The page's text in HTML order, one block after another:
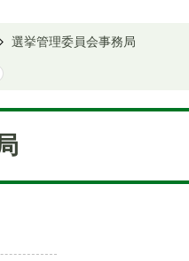
選挙管理委員会事務局